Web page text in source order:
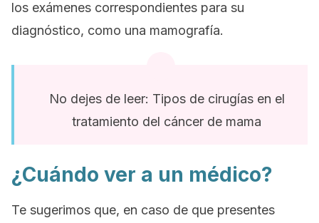
los exámenes correspondientes para su
diagnóstico, como una mamografía.
No dejes de leer: Tipos de cirugías en el
tratamiento del cáncer de mama
¿Cuándo ver a un médico?
Te sugerimos que, en caso de que presentes